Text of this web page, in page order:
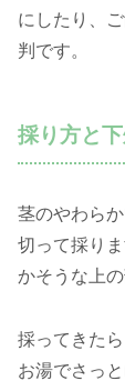
にしたり、
判です。
採り方と
茎のやわら
切って採り
かそうな上
採ってきた
お湯でさっ